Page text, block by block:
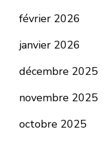
février 2026
janvier 2026
décembre 2025
novembre 2025
octobre 2025